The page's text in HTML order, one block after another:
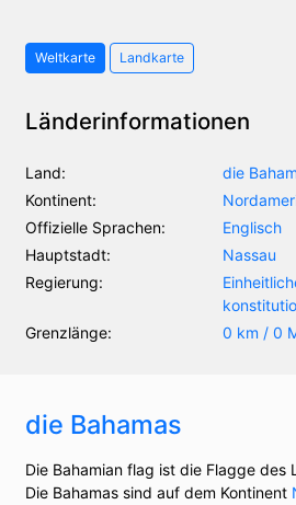
Weltkarte Landkarte
Länderinformationen
Land:
die
Kontinent:
Offizielle Sprachen:
Englisch
Hauptstadt:
Nassau
Regierung:
Grenzlänge:
0 km / 0
die Bahamas
Die Bahamian flag ist die Flagge des
Die Bahamas sind auf dem Kontinent